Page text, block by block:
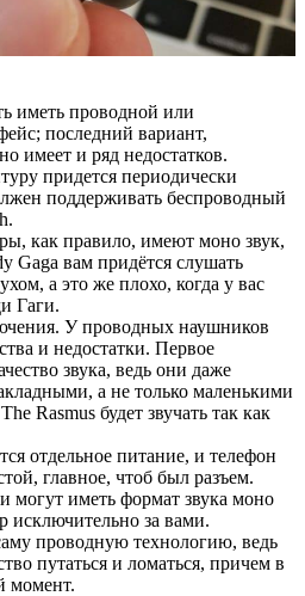
иметь проводной или
последний вариант,
имеет и ряд недостатков.
придется периодически
поддерживать беспроводный
как правило, имеют моно звук,
Gaga вам придётся слушать
а это же плохо, когда у вас
Гаги.
У проводных наушников
и недостатки. Первое
звука, ведь они даже
а не только маленькими
Rasmus будет звучать так как
отдельное питание, и телефон
главное, чтоб был разъем.
иметь формат звука моно
исключительно за вами.
проводную технологию, ведь
путаться и ломаться, причем в
момент.